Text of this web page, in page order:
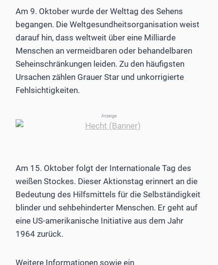
Am 9. Oktober wurde der Welttag des Sehens
begangen. Die Weltgesundheitsorganisation weist
darauf hin, dass weltweit über eine Milliarde
Menschen an vermeidbaren oder behandelbaren
Seheinschränkungen leiden. Zu den häufigsten
Ursachen zählen Grauer Star und unkorrigierte
Fehlsichtigkeiten.
Anzeige
Am 15. Oktober folgt der Internationale Tag des
weißen Stockes. Dieser Aktionstag erinnert an die
Bedeutung des Hilfsmittels für die Selbständigkeit
blinder und sehbehinderter Menschen. Er geht auf
eine US-amerikanische Initiative aus dem Jahr
1964 zurück.
Weitere Informationen sowie ein